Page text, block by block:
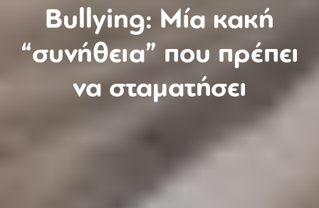
Bullying: Μία κακή
“συνήθεια” που πρέπει
να σταματήσει